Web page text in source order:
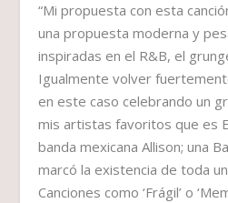
“Mi propuesta con esta
una propuesta moderna y
inspiradas en el R&B, el
Igualmente volver
en este caso celebrando un
mis artistas favoritos que es
banda mexicana Allison; una
marcó la existencia de toda
Canciones como ‘Frágil’ o